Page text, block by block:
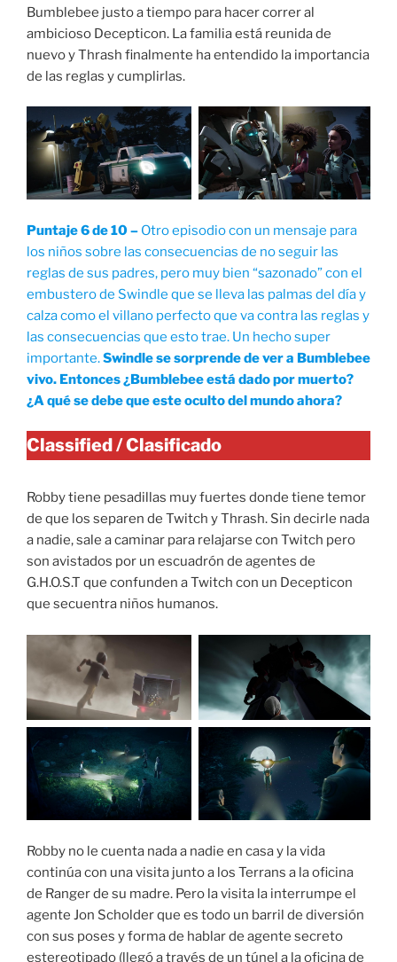
Bumblebee justo a tiempo para hacer correr al
ambicioso Decepticon. La familia está reunida de
nuevo y Thrash finalmente ha entendido la importancia
de las reglas y cumplirlas.
Puntaje 6 de 10 – Otro episodio con un mensaje para
los niños sobre las consecuencias de no seguir las
reglas de sus padres, pero muy bien “sazonado” con el
embustero de Swindle que se lleva las palmas del día y
calza como el villano perfecto que va contra las reglas y
las consecuencias que esto trae. Un hecho super
importante.Swindle se sorprende de ver a Bumblebee
vivo. Entonces ¿Bumblebee está dado por muerto?
¿A qué se debe que este oculto del mundo ahora?
Classified / Clasificado
Robby tiene pesadillas muy fuertes donde tiene temor
de que los separen de Twitch y Thrash. Sin decirle nada
a nadie, sale a caminar para relajarse con Twitch pero
son avistados por un escuadrón de agentes de
G.H.O.S.T que confunden a Twitch con un Decepticon
que secuentra niños humanos.
Robby no le cuenta nada a nadie en casa y la vida
continúa con una visita junto a los Terrans a la oficina
de Ranger de su madre. Pero la visita la interrumpe el
agente Jon Scholder que es todo un barril de diversión
con sus poses y forma de hablar de agente secreto
estereotipado (llegó a través de un túnel a la oficina de